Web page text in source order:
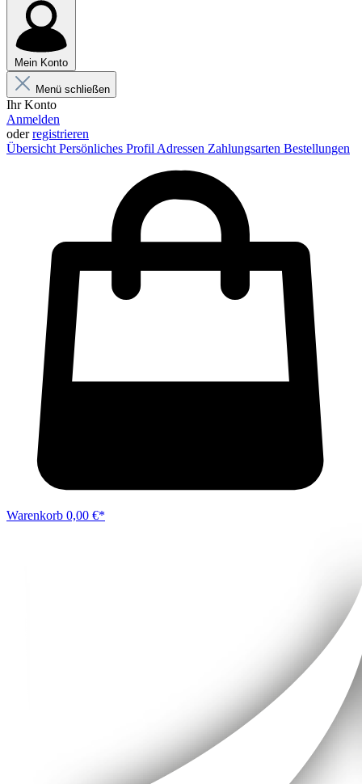
Mein Konto
Menü schließen
Ihr Konto
Anmelden
oderregistrieren
Übersicht Persönliches Profil Adressen Zahlungsarten Bestellungen
Warenkorb 0,00 €*